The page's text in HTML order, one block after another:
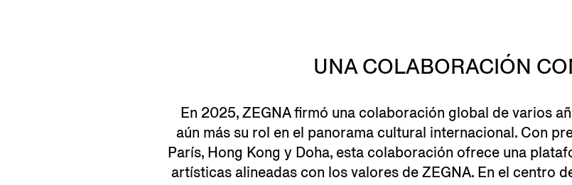
UNA COLABORACIÓN
En 2025, ZEGNA firmó una colaboración global de varios
aún más su rol en el panorama cultural internacional. Con
París, Hong Kong y Doha, esta colaboración ofrece una
artísticas alineadas con los valores de ZEGNA. En el centro